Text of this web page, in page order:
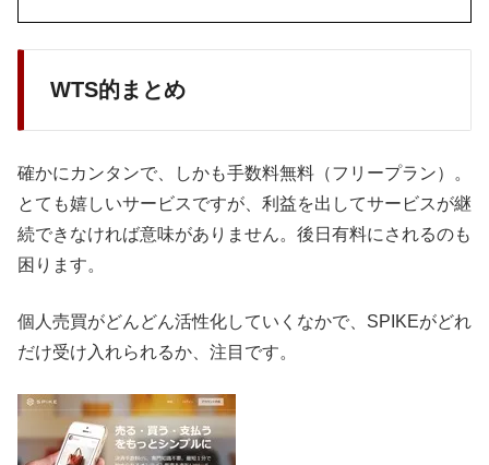
WTS的まとめ
確かにカンタンで、しかも手数料無料（フリープラン）。
とても嬉しいサービスですが、利益を出してサービスが継
続できなければ意味がありません。後日有料にされるのも
困ります。
個人売買がどんどん活性化していくなかで、SPIKEがどれ
だけ受け入れられるか、注目です。